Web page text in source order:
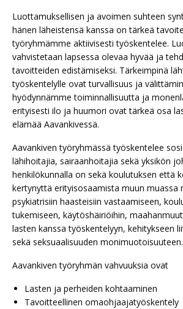
Luottamuksellisen ja avoimen suhteen
hänen läheistensä kanssa on tärkeä
työryhmämme aktiivisesti työskentelee.
vahvistetaan lapsessa olevaa hyvää ja
tavoitteiden edistämiseksi. Tärkeimpinä
työskentelylle ovat turvallisuus ja
hyödynnämme toiminnallisuutta ja
erityisesti ilo ja huumori ovat tärkeä osa
elämää Aavankivessä.
Aavankiven työryhmässä työskentelee
lähihoitajia, sairaanhoitajia sekä yksikön
henkilökunnalla on sekä koulutuksen että
kertynyttä erityisosaamista muun muassa
psykiatrisiin haasteisiin vastaamiseen,
tukemiseen, käytöshäiriöihin,
lasten kanssa työskentelyyn, kehitykseen
sekä seksuaalisuuden monimuotoisuuteen.
Aavankiven työryhmän vahvuuksia ovat​
Lasten ja perheiden kohtaaminen​
Tavoitteellinen omaohjaajatyöskentely